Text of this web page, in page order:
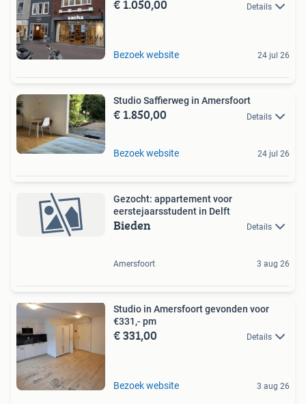
€ 1.050,00 Details
Bezoek website 24 jul 26
Studio Saffierweg in Amersfoort
€ 1.850,00 Details
Bezoek website 24 jul 26
Gezocht: appartement voor
eerstejaarsstudent in Delft
Bieden Details
Amersfoort 3 aug 26
Studio in Amersfoort gevonden voor
€331,- pm
€ 331,00 Details
Bezoek website 3 aug 26